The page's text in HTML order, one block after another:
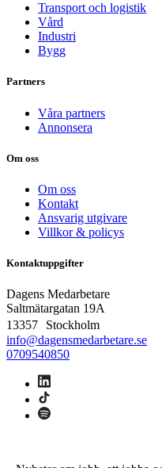
Transport och logistik
Vård
Industri
Bygg
Partners
Våra partners
Annonsera
Om oss
Om oss
Kontakt
Ansvarig utgivare
Villkor & policys
Kontaktuppgifter
Dagens Medarbetare
Saltmätargatan 19A
13357 Stockholm
info@dagensmedarbetare.se
0709540850